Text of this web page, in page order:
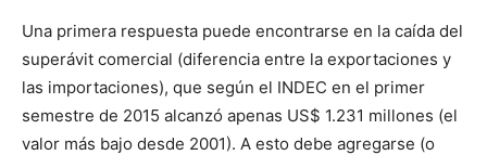
Una primera respuesta puede encontrarse en la caída del
superávit comercial (diferencia entre la exportaciones y
las importaciones), que según el INDEC en el primer
semestre de 2015 alcanzó apenas US$ 1.231 millones (el
valor más bajo desde 2001). A esto debe agregarse (o